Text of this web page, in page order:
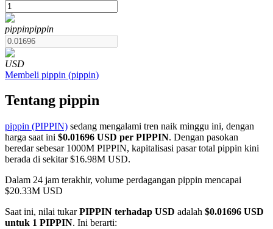
COIN-M Berjangka
Mata Uang Kripto Berjangka
TradFi
Derivatif saham, forex, logam mulia, dan komoditas
pippinpippin
USD
Membeli pippin (pippin)
Tentang pippin
pippin (PIPPIN) sedang mengalami tren naik minggu ini, dengan
harga saat ini $0.01696 USD per PIPPIN. Dengan pasokan
beredar sebesar 1000M PIPPIN, kapitalisasi pasar total pippin kini
berada di sekitar $16.98M USD.
Dalam 24 jam terakhir, volume perdagangan pippin mencapai
$20.33M USD
Saat ini, nilai tukarPIPPIN terhadap USD adalah $0.01696 USD
untuk 1 PIPPIN. Ini berarti: